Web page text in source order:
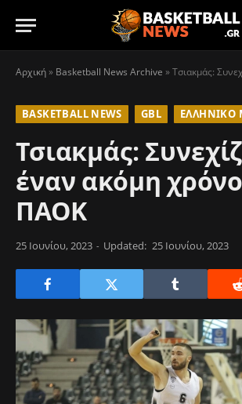
Αρχική» Basketball News Archive »Τσιακμάς: Συνεχίζει
BASKETBALL NEWS GBL ΕΛΛΗΝΙΚΌ
Τσιακμάς:
έναν ακόμη
ΠΑΟΚ
25 Ιουνίου, 2023 Updated: 25 Ιουνίου, 2023